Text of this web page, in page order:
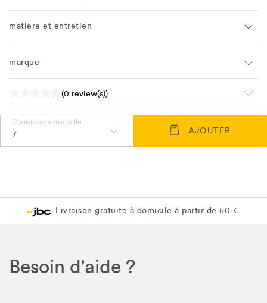
matière et entretien
marque
(0 review(s))
Choisissez votre taille
7 AJOUTER
Livraison gratuite à domicile à partir de 50 €
Besoin d'aide ?